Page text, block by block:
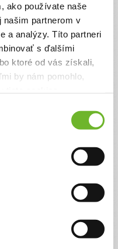
ako používate naše
našim partnerom v
a analýzy. Títo partneri
s ďalšími
ktoré od vás získali,
by nám pomohlo,
boji s autizmom.